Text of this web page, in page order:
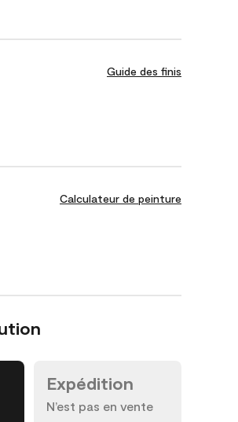
Guide des finis
Calculateur de peinture
Expédition
N’est pas en vente